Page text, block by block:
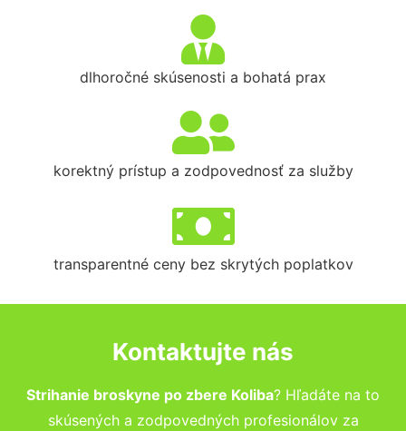
dlhoročné skúsenosti a bohatá prax
korektný prístup a zodpovednosť za služby
transparentné ceny bez skrytých poplatkov
Kontaktujte nás
Strihanie broskyne po zbere Koliba? Hľadáte na to
skúsených a zodpovedných profesionálov za